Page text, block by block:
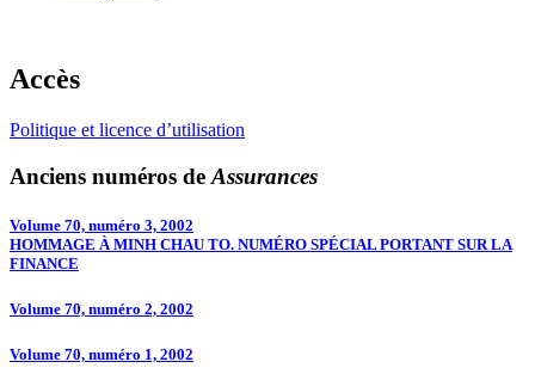
Accès
Politique et licence d’utilisation
Anciens numéros de Assurances
Volume 70, numéro 3, 2002
HOMMAGE À MINH CHAU TO. NUMÉRO SPÉCIAL PORTANT SUR LA
FINANCE
Volume 70, numéro 2, 2002
Volume 70, numéro 1, 2002